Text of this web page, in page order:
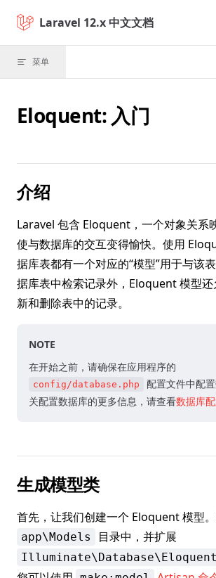
Skip to content
Laravel 12.x 中文文档
菜单
Eloquent: 入门
介绍
Laravel 包含 Eloquent，一个对象关系
使与数据库的交互变得愉快。使用
据库表都有一个对应的“模型”用于与该
据库表中检索记录外，Eloquent 模型
新和删除表中的记录。
NOTE
在开始之前，请确保在应用程序的
config/database.php
配置文件中配
关配置数据库的更多信息，请查看数据库
生成模型类
首先，让我们创建一个 Eloquent 模型
app\Models 目录中，并扩展